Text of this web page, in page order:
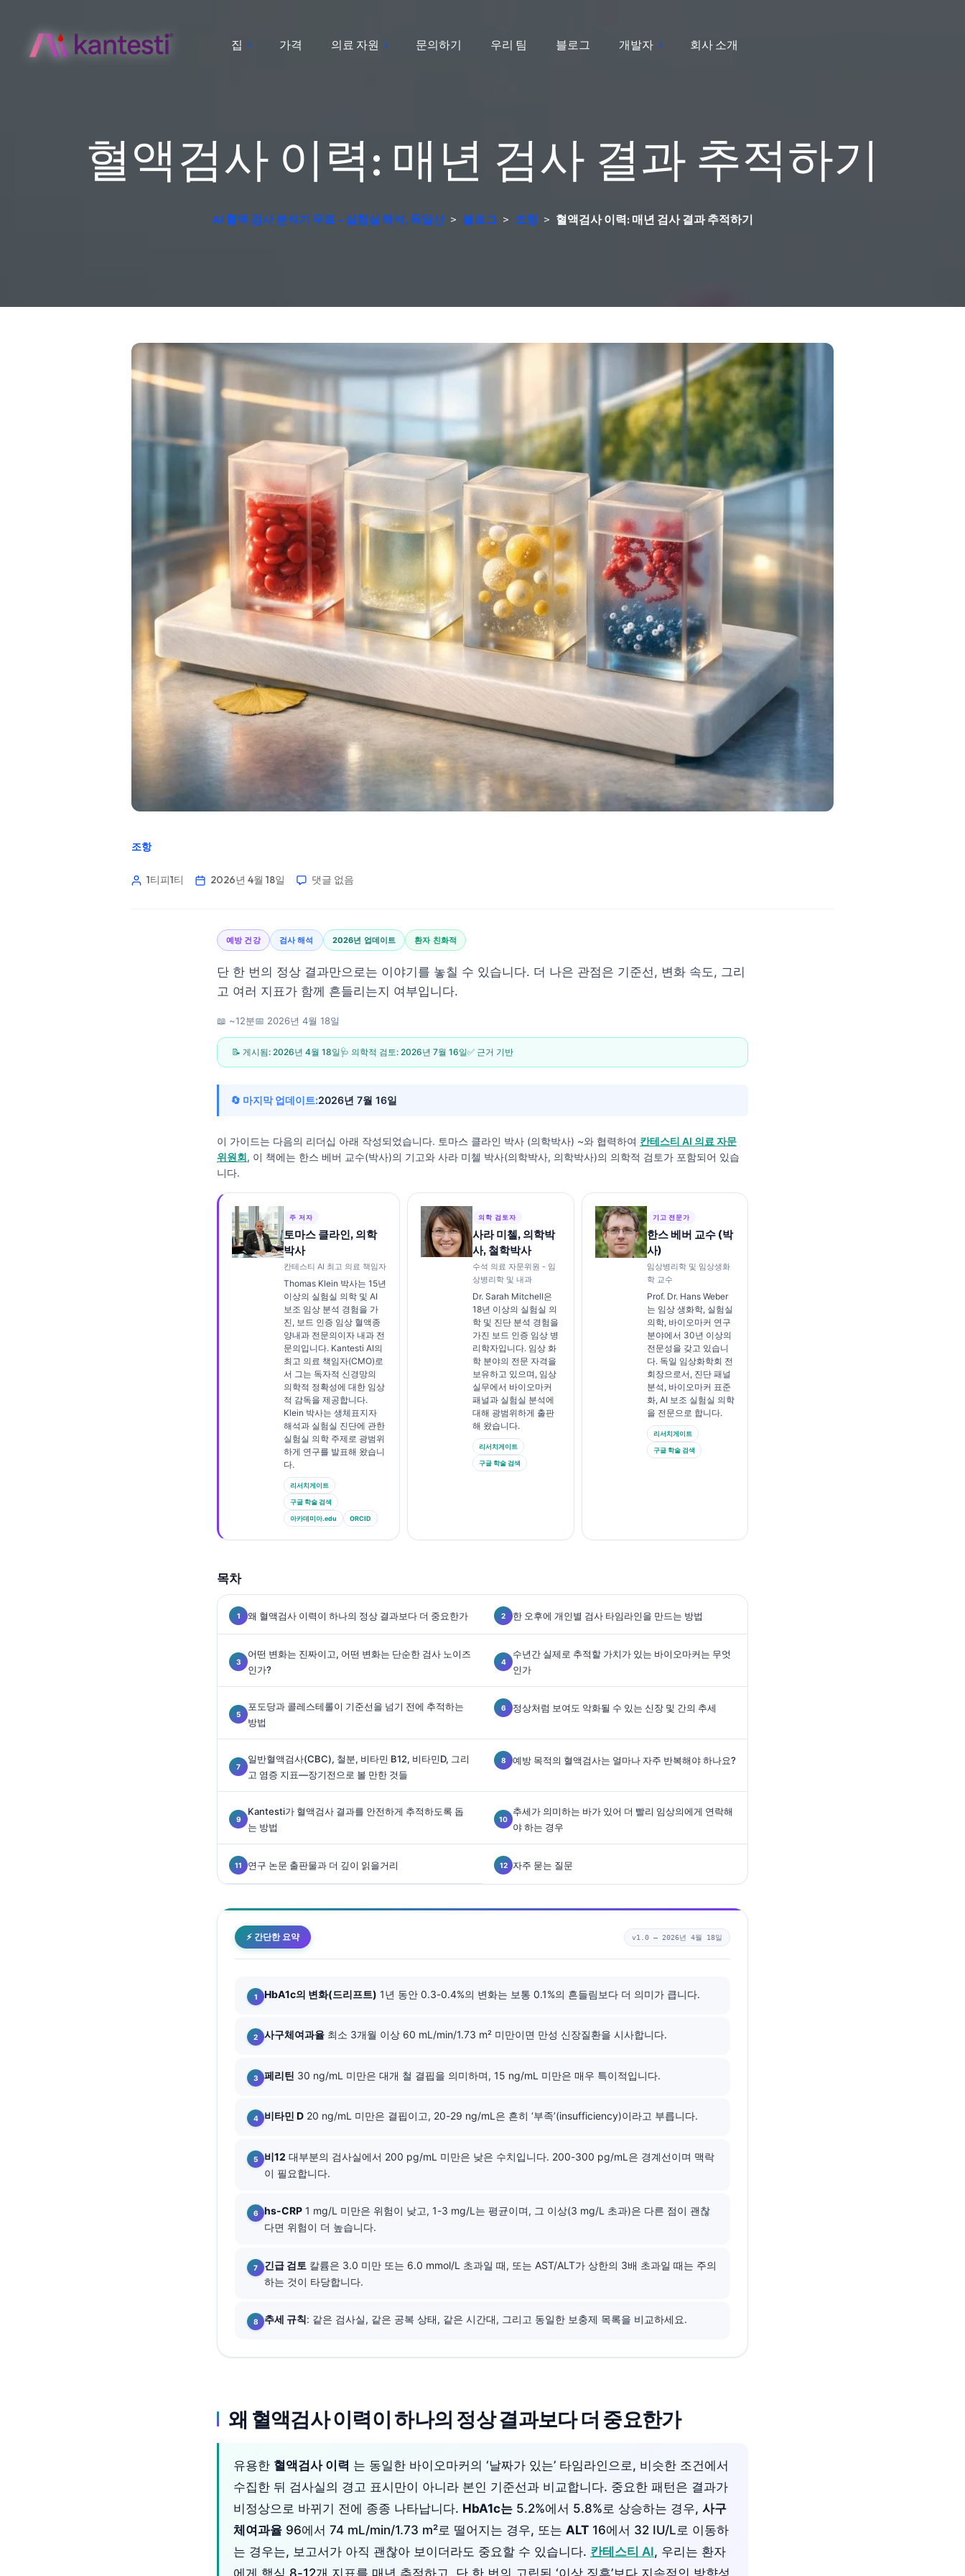
집 가격 의료 자원 문의하기 우리 팀 블로그 개발자 회사 소개
혈액검사 이력: 매년 검사 결과 추적하기
AI 혈액 검사 분석기 무료 - 실험실 해석, 독일산 > 블로그 > 조항 > 혈액검사 이력: 매년 검사 결과 추적하기
조항
1티피1티 2026년 4월 18일 댓글 없음
예방 건강 검사 해석 2026년 업데이트 환자 친화적
단 한 번의 정상 결과만으로는 이야기를 놓칠 수 있습니다. 더 나은 관점은 기준선, 변화 속도, 그리
고 여러 지표가 함께 흔들리는지 여부입니다.
📖 ~12분📅 2026년 4월 18일
📝 게시됨: 2026년 4월 18일🩺 의학적 검토: 2026년 7월 16일✅ 근거 기반
🔄 마지막 업데이트:2026년 7월 16일
이 가이드는 다음의 리더십 아래 작성되었습니다. 토마스 클라인 박사 (의학박사) ~와 협력하여 칸테스티 AI 의료 자문
위원회, 이 책에는 한스 베버 교수(박사)의 기고와 사라 미첼 박사(의학박사, 의학박사)의 의학적 검토가 포함되어 있습
니다.
주 저자
토마스 클라인, 의학
박사
칸테스티 AI 최고 의료 책임자
Thomas Klein 박사는 15년
이상의 실험실 의학 및 AI
보조 임상 분석 경험을 가
진, 보드 인증 임상 혈액종
양내과 전문의이자 내과 전
문의입니다. Kantesti AI의
최고 의료 책임자(CMO)로
서 그는 독자적 신경망의
의학적 정확성에 대한 임상
적 감독을 제공합니다.
Klein 박사는 생체표지자
해석과 실험실 진단에 관한
실험실 의학 주제로 광범위
하게 연구를 발표해 왔습니
다.
리서치게이트
구글 학술 검색
아카데미아.edu ORCID
의학 검토자
사라 미첼, 의학박
사, 철학박사
수석 의료 자문위원 - 임
상병리학 및 내과
Dr. Sarah Mitchell은
18년 이상의 실험실 의
학 및 진단 분석 경험을
가진 보드 인증 임상 병
리학자입니다. 임상 화
학 분야의 전문 자격을
보유하고 있으며, 임상
실무에서 바이오마커
패널과 실험실 분석에
대해 광범위하게 출판
해 왔습니다.
리서치게이트
구글 학술 검색
기고 전문가
한스 베버 교수 (박
사)
임상병리학 및 임상생화
학 교수
Prof. Dr. Hans Weber
는 임상 생화학, 실험실
의학, 바이오마커 연구
분야에서 30년 이상의
전문성을 갖고 있습니
다. 독일 임상화학회 전
회장으로서, 진단 패널
분석, 바이오마커 표준
화, AI 보조 실험실 의학
을 전문으로 합니다.
리서치게이트
구글 학술 검색
목차
왜 혈액검사 이력이 하나의 정상 결과보다 더 중요한가 한 오후에 개인별 검사 타임라인을 만드는 방법
어떤 변화는 진짜이고, 어떤 변화는 단순한 검사 노이즈
인가?
수년간 실제로 추적할 가치가 있는 바이오마커는 무엇
인가
포도당과 콜레스테롤이 기준선을 넘기 전에 추적하는
방법
정상처럼 보여도 악화될 수 있는 신장 및 간의 추세
일반혈액검사(CBC), 철분, 비타민 B12, 비타민D, 그리
고 염증 지표—장기전으로 볼 만한 것들
예방 목적의 혈액검사는 얼마나 자주 반복해야 하나요?
Kantesti가 혈액검사 결과를 안전하게 추적하도록 돕
는 방법
추세가 의미하는 바가 있어 더 빨리 임상의에게 연락해
야 하는 경우
연구 논문 출판물과 더 깊이 읽을거리 자주 묻는 질문
⚡ 간단한 요약 v1.0 — 2026년 4월 18일
HbA1c의 변화(드리프트) 1년 동안 0.3-0.4%의 변화는 보통 0.1%의 흔들림보다 더 의미가 큽니다.
사구체여과율 최소 3개월 이상 60 mL/min/1.73 m² 미만이면 만성 신장질환을 시사합니다.
페리틴 30 ng/mL 미만은 대개 철 결핍을 의미하며, 15 ng/mL 미만은 매우 특이적입니다.
비타민 D 20 ng/mL 미만은 결핍이고, 20-29 ng/mL은 흔히 ‘부족’(insufficiency)이라고 부릅니다.
비12 대부분의 검사실에서 200 pg/mL 미만은 낮은 수치입니다. 200-300 pg/mL은 경계선이며 맥락
이 필요합니다.
hs-CRP 1 mg/L 미만은 위험이 낮고, 1-3 mg/L는 평균이며, 그 이상(3 mg/L 초과)은 다른 점이 괜찮
다면 위험이 더 높습니다.
긴급 검토 칼륨은 3.0 미만 또는 6.0 mmol/L 초과일 때, 또는 AST/ALT가 상한의 3배 초과일 때는 주의
하는 것이 타당합니다.
추세 규칙: 같은 검사실, 같은 공복 상태, 같은 시간대, 그리고 동일한 보충제 목록을 비교하세요.
왜 혈액검사 이력이 하나의 정상 결과보다 더 중요한가
유용한 혈액검사 이력 는 동일한 바이오마커의 ‘날짜가 있는’ 타임라인으로, 비슷한 조건에서
수집한 뒤 검사실의 경고 표시만이 아니라 본인 기준선과 비교합니다. 중요한 패턴은 결과가
비정상으로 바뀌기 전에 종종 나타납니다. HbA1c는 5.2%에서 5.8%로 상승하는 경우, 사구
체여과율 96에서 74 mL/min/1.73 m²로 떨어지는 경우, 또는 ALT 16에서 32 IU/L로 이동하
는 경우는, 보고서가 아직 괜찮아 보이더라도 중요할 수 있습니다. 칸테스티 AI, 우리는 환자
에게 핵심 8-12개 지표를 매년 추적하고, 단 한 번의 고립된 ‘이상 징후’보다 지속적인 방향성